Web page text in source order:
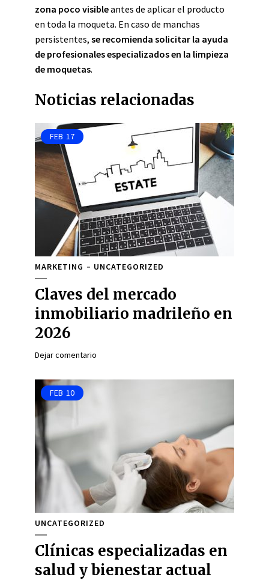
zona poco visibleantes de aplicar el producto
en toda la moqueta. En caso de manchas
persistentes, se recomienda solicitar la ayuda
de profesionales especializados en la limpieza
de moquetas.
Noticias relacionadas
FEB 17
MARKETING UNCATEGORIZED
Claves del mercado
inmobiliario madrileño en
2026
Dejar comentario
FEB 10
UNCATEGORIZED
Clínicas especializadas en
salud y bienestar actual